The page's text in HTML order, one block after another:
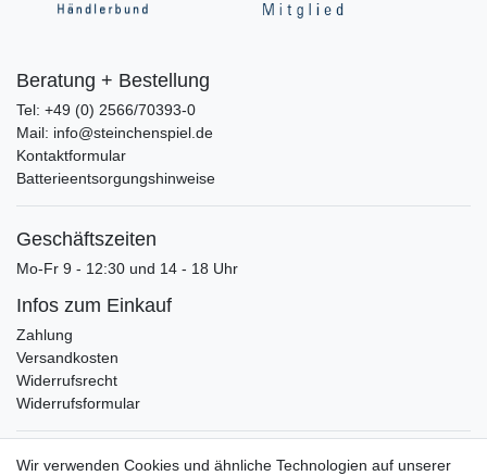
Beratung + Bestellung
Tel: +49 (0) 2566/70393-0
Mail: info@steinchenspiel.de
Kontaktformular
Batterieentsorgungshinweise
Geschäftszeiten
Mo-Fr 9 - 12:30 und 14 - 18 Uhr
Infos zum Einkauf
Zahlung
Versandkosten
Widerrufsrecht
Widerrufsformular
Verpackungslizenz
Wir verwenden Cookies und ähnliche Technologien auf unserer